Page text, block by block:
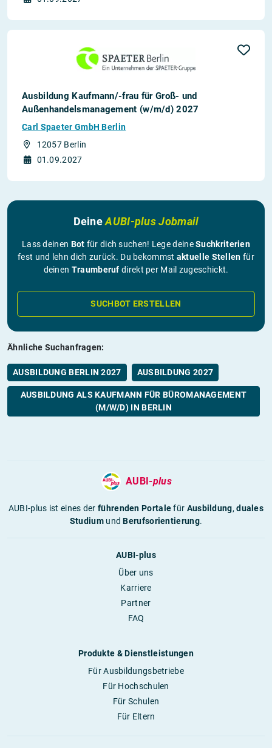
Ausbildung Kaufmann/-frau für Groß- und
Außenhandelsmanagement (w/m/d) 2027
Carl Spaeter GmbH Berlin
12057 Berlin
01.09.2027
DeineAUBI-plus Jobmail
Lass deinen Bot für dich suchen! Lege deineSuchkriterien
fest und lehn dich zurück. Du bekommst aktuelle Stellen für
deinen Traumberuf direkt per Mail zugeschickt.
SUCHBOT ERSTELLEN
Ähnliche Suchanfragen:
AUSBILDUNG BERLIN 2027 AUSBILDUNG 2027
AUSBILDUNG ALS KAUFMANN FÜR BÜROMANAGEMENT
(M/W/D) IN BERLIN
AUBI-plus
AUBI-plus ist eines derführenden Portalefür Ausbildung,duales
StudiumundBerufsorientierung.
AUBI-plus
Über uns
Karriere
Partner
FAQ
Produkte & Dienstleistungen
Für Ausbildungsbetriebe
Für Hochschulen
Für Schulen
Für Eltern